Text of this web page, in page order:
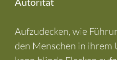
Autorität
Aufzudecken, wie
den Menschen in ihrem